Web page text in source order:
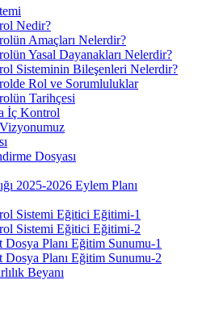
Nedir?
Amaçları Nelerdir?
Yasal Dayanakları Nelerdir?
Sisteminin Bileşenleri Nelerdir?
Rol ve Sorumluluklar
Tarihçesi
İç Kontrol
Dosyası
2025-2026 Eylem Planı
Sistemi Eğitici Eğitimi-1
Sistemi Eğitici Eğitimi-2
Dosya Planı Eğitim Sunumu-1
Dosya Planı Eğitim Sunumu-2
Beyanı